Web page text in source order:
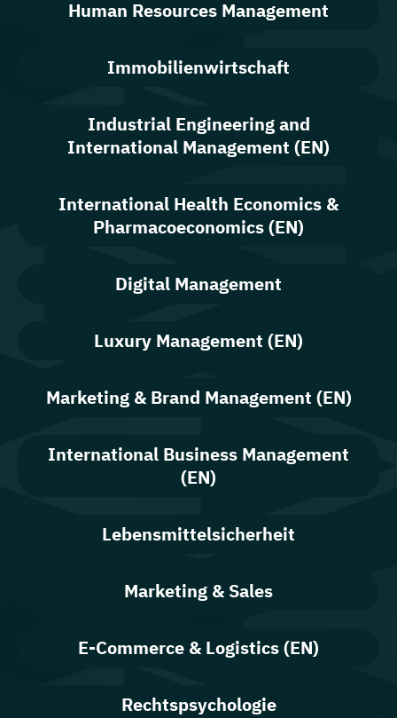
Human Resources Management
Immobilienwirtschaft
Industrial Engineering and
International Management (EN)
International Health Economics &
Pharmacoeconomics (EN)
Digital Management
Luxury Management (EN)
Marketing & Brand Management (EN)
International Business Management
(EN)
Lebensmittelsicherheit
Marketing & Sales
E-Commerce & Logistics (EN)
Rechtspsychologie